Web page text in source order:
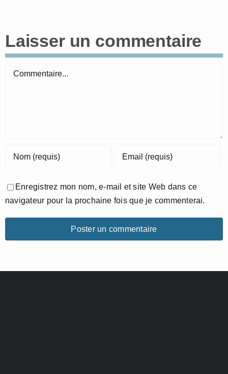
Laisser un commentaire
Commentaire
Enregistrez mon nom, e-mail et site Web dans ce
navigateur pour la prochaine fois que je commenterai.